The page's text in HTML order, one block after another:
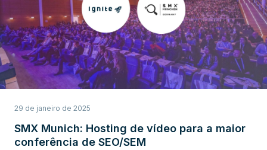
29 de janeiro de 2025
SMX Munich: Hosting de vídeo para a maior
conferência de SEO/SEM